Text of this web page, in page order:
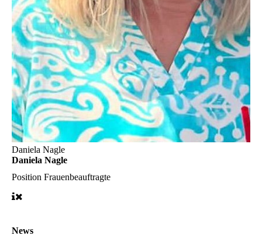
Daniela Nagle
Daniela Nagle
Position Frauenbeauftragte
News